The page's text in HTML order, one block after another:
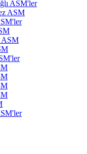
ASM'ler
ASM
ASM